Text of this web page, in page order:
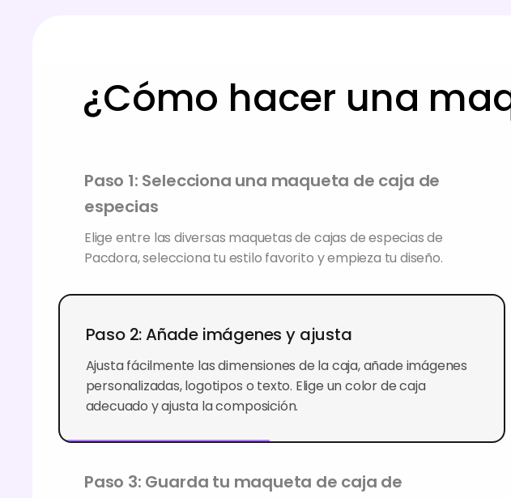
¿Cómo hacer una
Paso 1: Selecciona una maqueta de caja de
especias
Elige entre las diversas maquetas de cajas de especias de
Pacdora, selecciona tu estilo favorito y empieza tu diseño.
Paso 2: Añade imágenes y ajusta
Ajusta fácilmente las dimensiones de la caja, añade imágenes
personalizadas, logotipos o texto. Elige un color de caja
adecuado y ajusta la composición.
Paso 3: Guarda tu maqueta de caja de